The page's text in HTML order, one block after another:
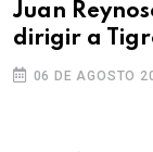
Juan
dirigir a
06 DE AGOSTO